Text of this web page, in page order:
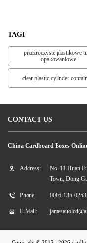
TAGI
przezroczyste plastikowe
opakowaniowe
clear plastic cylinder
CONTACT US
China Cardboard Boxes
Address:
No. 11 Huan
Town, Dong
Phone: 0086-135-
E-Mail: